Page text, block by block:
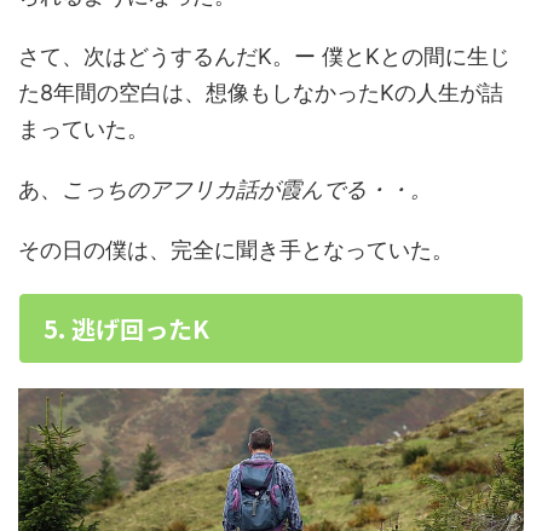
さて、次はどうするんだK。ー 僕とKとの間に生じ
た8年間の空白は、想像もしなかったKの人生が詰
まっていた。
あ、 こっちのアフリカ話が霞んでる・・。
その日の僕は、完全に聞き手となっていた。
5. 逃げ回ったK